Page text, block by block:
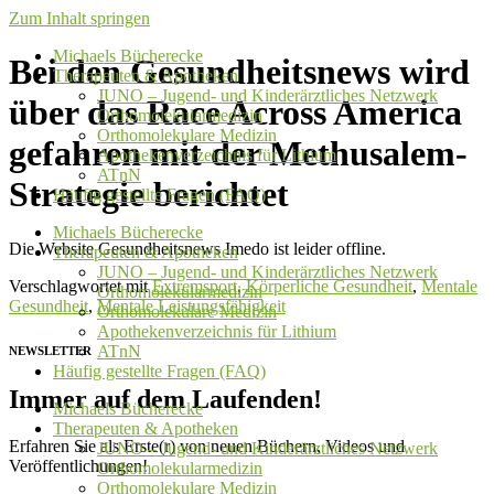
Zum Inhalt springen
Michaels Bücherecke
Therapeuten & Apotheken
JUNO – Jugend- und Kinderärztliches Netzwerk
Orthomolekularmedizin
Orthomolekulare Medizin
Apothekenverzeichnis für Lithium
ATnN
Häufig gestellte Fragen (FAQ)
Michaels Bücherecke
Therapeuten & Apotheken
JUNO – Jugend- und Kinderärztliches Netzwerk
Orthomolekularmedizin
Orthomolekulare Medizin
Apothekenverzeichnis für Lithium
ATnN
Häufig gestellte Fragen (FAQ)
Michaels Bücherecke
Therapeuten & Apotheken
JUNO – Jugend- und Kinderärztliches Netzwerk
Orthomolekularmedizin
Orthomolekulare Medizin
Bei den Gesundheitsnews wird
über das Race Across America
gefahren mit der Methusalem-
Strategie berichtet
Die Website Gesundheitsnews Imedo ist leider offline.
Verschlagwortet mitExtremsport,Körperliche Gesundheit,Mentale
Gesundheit, Mentale Leistungsfähigkeit
NEWSLETTER
Immer auf dem Laufenden!
Erfahren Sie als Erste(r) von neuen Büchern, Videos und
Veröffentlichungen!